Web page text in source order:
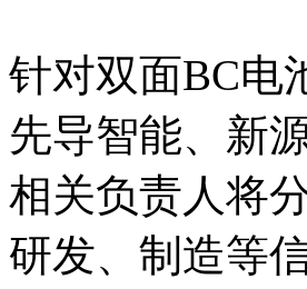
针对双面BC电
先导智能、新
相关负责人将
研发、制造等